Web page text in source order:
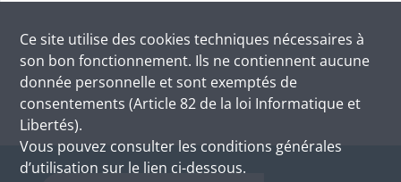
Ce site utilise des cookies techniques nécessaires à
son bon fonctionnement. Ils ne contiennent aucune
donnée personnelle et sont exemptés de
consentements (Article 82 de la loi Informatique et
Libertés).
Vous pouvez consulter les conditions générales
d’utilisation sur le lien ci-dessous.